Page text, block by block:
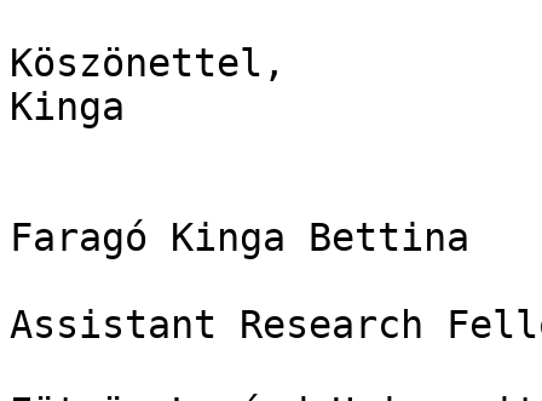
Köszönettel,
Kinga
Faragó Kinga Bettina
Assistant Research